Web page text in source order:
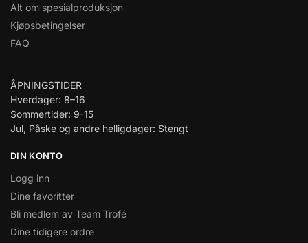
Alt om spesialproduksjon
Kjøpsbetingelser
FAQ
ÅPNINGSTIDER
Hverdager: 8–16
Sommertider: 9-15
Jul, Påske og andre helligdager: Stengt
DIN KONTO
Logg inn
Dine favoritter
Bli medlem av Team Trofé
Dine tidigere ordre